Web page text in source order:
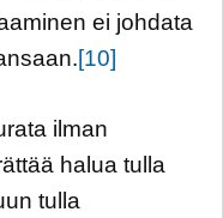
ei johdata
[10]
ilman
halua tulla
tulla